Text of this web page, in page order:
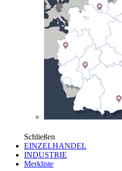
Schließen
EINZELHANDEL
INDUSTRIE
Merkliste